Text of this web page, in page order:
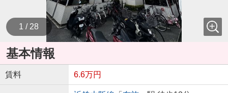
1 / 28
基本情報
賃料 6.6万円